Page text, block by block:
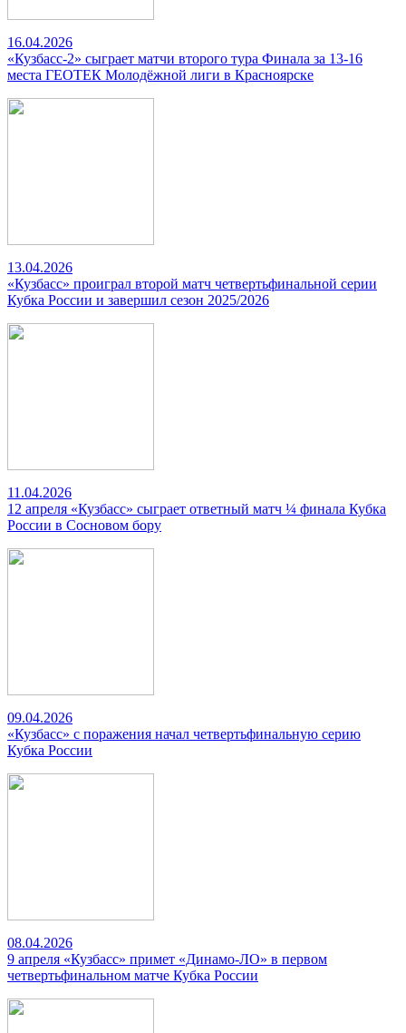
16.04.2026
«Кузбасс-2» сыграет матчи второго тура Финала за 13-16
места ГЕОТЕК Молодёжной лиги в Красноярске
13.04.2026
«Кузбасс» проиграл второй матч четвертьфинальной серии
Кубка России и завершил сезон 2025/2026
11.04.2026
12 апреля «Кузбасс» сыграет ответный матч ¼ финала Кубка
России в Сосновом бору
09.04.2026
«Кузбасс» с поражения начал четвертьфинальную серию
Кубка России
08.04.2026
9 апреля «Кузбасс» примет «Динамо-ЛО» в первом
четвертьфинальном матче Кубка России